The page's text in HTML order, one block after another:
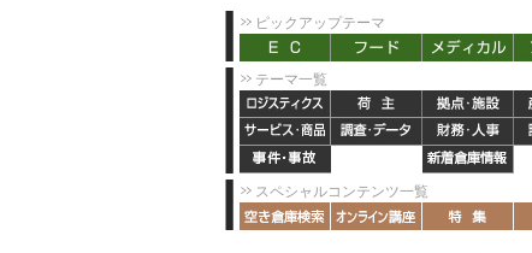
ピックアップテーマ
テーマ一覧
スペシャルコンテンツ一覧